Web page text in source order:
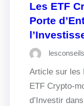
Les ETF
Porte
Article sur les
ETF Crypto-
d’Investir